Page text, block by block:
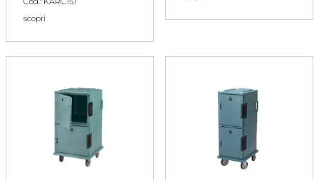
scopri